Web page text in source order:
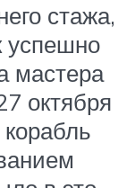
стажа,
успешно
мастера
октября